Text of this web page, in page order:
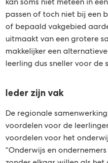
kan soms niet meteen in
passen of toch niet bij een
of bepaald vakgebied
uitmaakt van een grotere
makkelijker een
leerling dus sneller voor de
Ieder zijn vak
De regionale
voordelen voor de
voordelen voor het
“Onderwijs en